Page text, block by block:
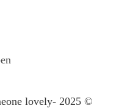
lovely- 2025 ©